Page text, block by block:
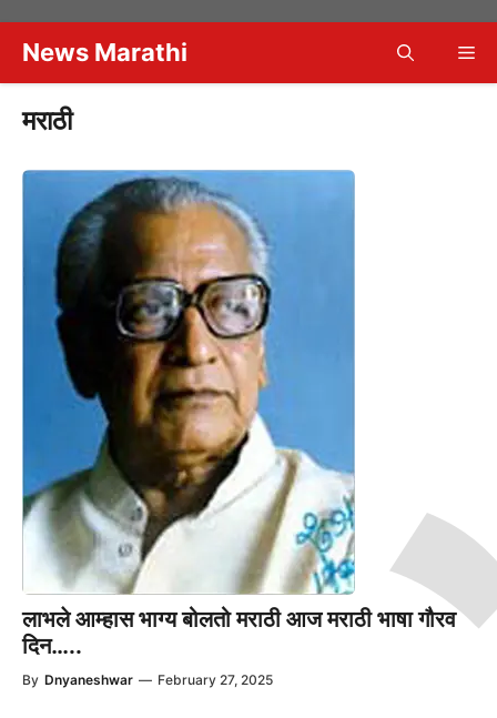
content
News Marathi
मराठी
लाभले आम्हास भाग्य बोलतो मराठी आज मराठी भाषा गौरव
दिन…..
By Dnyaneshwar — February 27, 2025